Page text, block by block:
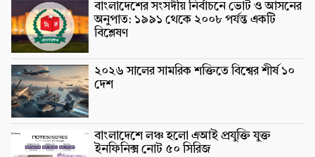
বাংলাদেশের সংসদীয় নির্বাচনে ভোট ও আসনের
অনুপাত: ১৯৯১ থেকে ২০০৮ পর্যন্ত একটি
বিশ্লেষণ
২০২৬ সালের সামরিক শক্তিতে বিশ্বের শীর্ষ ১০
দেশ
বাংলাদেশে লঞ্চ হলো এআই প্রযুক্তি যুক্ত
ইনফিনিক্স নোট ৫০ সিরিজ